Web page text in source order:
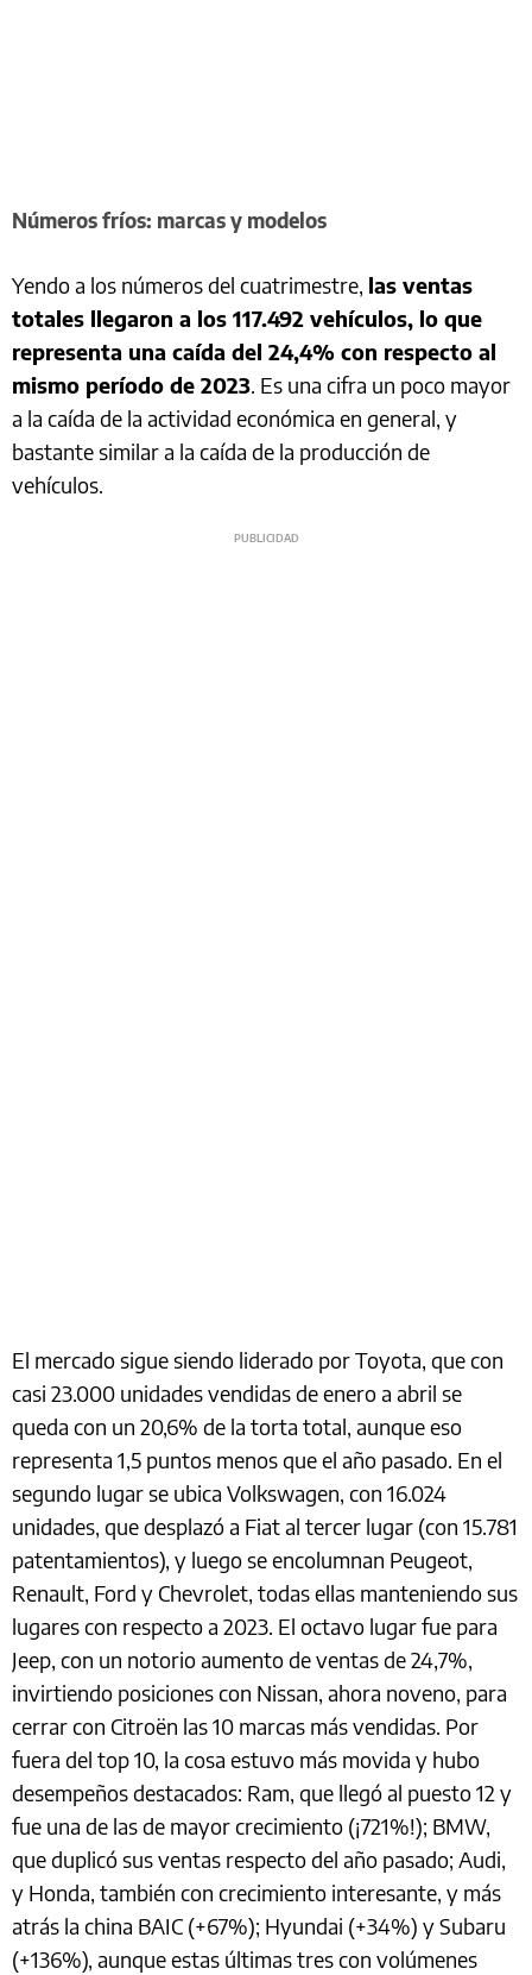
Números fríos: marcas y modelos
Yendo a los números del cuatrimestre, las ventas
totales llegaron a los 117.492 vehículos, lo que
representa una caída del 24,4% con respecto al
mismo período de 2023. Es una cifra un poco mayor
a la caída de la actividad económica en general, y
bastante similar a la caída de la producción de
vehículos.
El mercado sigue siendo liderado por Toyota, que con
casi 23.000 unidades vendidas de enero a abril se
queda con un 20,6% de la torta total, aunque eso
representa 1,5 puntos menos que el año pasado. En el
segundo lugar se ubica Volkswagen, con 16.024
unidades, que desplazó a Fiat al tercer lugar (con 15.781
patentamientos), y luego se encolumnan Peugeot,
Renault, Ford y Chevrolet, todas ellas manteniendo sus
lugares con respecto a 2023. El octavo lugar fue para
Jeep, con un notorio aumento de ventas de 24,7%,
invirtiendo posiciones con Nissan, ahora noveno, para
cerrar con Citroën las 10 marcas más vendidas. Por
fuera del top 10, la cosa estuvo más movida y hubo
desempeños destacados: Ram, que llegó al puesto 12 y
fue una de las de mayor crecimiento (¡721%!); BMW,
que duplicó sus ventas respecto del año pasado; Audi,
y Honda, también con crecimiento interesante, y más
atrás la china BAIC (+67%); Hyundai (+34%) y Subaru
(+136%), aunque estas últimas tres con volúmenes